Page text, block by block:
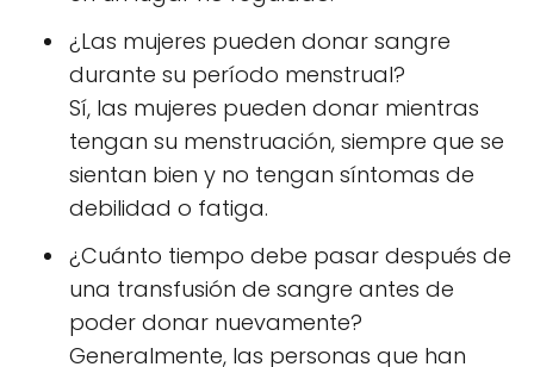
¿Las mujeres pueden donar sangre
durante su período menstrual?
Sí, las mujeres pueden donar mientras
tengan su menstruación, siempre que se
sientan bien y no tengan síntomas de
debilidad o fatiga.
¿Cuánto tiempo debe pasar después de
una transfusión de sangre antes de
poder donar nuevamente?
Generalmente, las personas que han